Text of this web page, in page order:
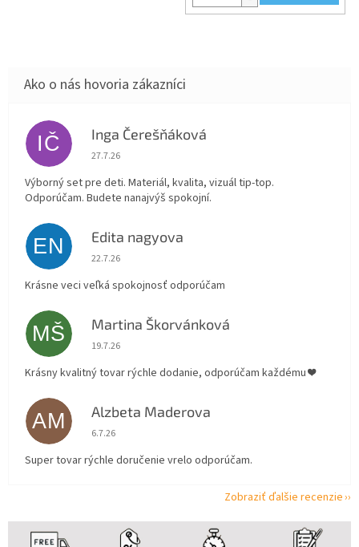
IČ Inga Čerešňáková
Hodnotenie obchodu je 5 z 5 hviezdičiek.
27.7.26
Výborný set pre deti. Materiál, kvalita, vizuál tip-top.
Odporúčam. Budete nanajvýš spokojní.
EN Edita nagyova
Hodnotenie obchodu je 5 z 5 hviezdičiek.
22.7.26
Krásne veci veľká spokojnosť odporúčam
MŠ Martina Škorvánková
Hodnotenie obchodu je 5 z 5 hviezdičiek.
19.7.26
Krásny kvalitný tovar rýchle dodanie, odporúčam každému ❤️
AM Alzbeta Maderova
Hodnotenie obchodu je 5 z 5 hviezdičiek.
6.7.26
Super tovar rýchle doručenie vrelo odporúčam.
Zobraziť ďalšie recenzie